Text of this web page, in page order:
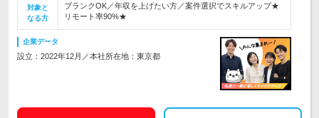
対象と
なる方
ブランクOK／年収を上げたい方／案件選択でスキルアップ★
リモート率90%★
企業データ
設立：2022年12月／本社所在地：東京都